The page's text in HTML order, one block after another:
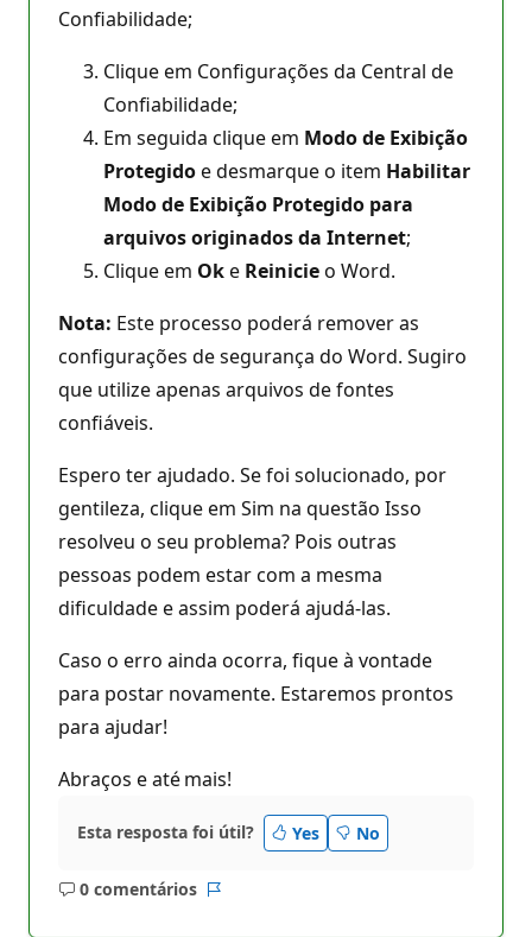
Confiabilidade;
Clique em Configurações da Central de
Confiabilidade;
Em seguida clique em Modo de Exibição
Protegidoe desmarque o item Habilitar
Modo de Exibição Protegido para
arquivos originados da Internet;
Clique em Oke Reinicieo Word.
Nota: Este processo poderá remover as
configurações de segurança do Word. Sugiro
que utilize apenas arquivos de fontes
confiáveis.
Espero ter ajudado. Se foi solucionado, por
gentileza, clique em Sim na questão Isso
resolveu o seu problema? Pois outras
pessoas podem estar com a mesma
dificuldade e assim poderá ajudá-las.
Caso o erro ainda ocorra, fique à vontade
para postar novamente. Estaremos prontos
para ajudar!
Abraços e até mais!
Esta resposta foi útil? Yes No
0 comentários
Sem